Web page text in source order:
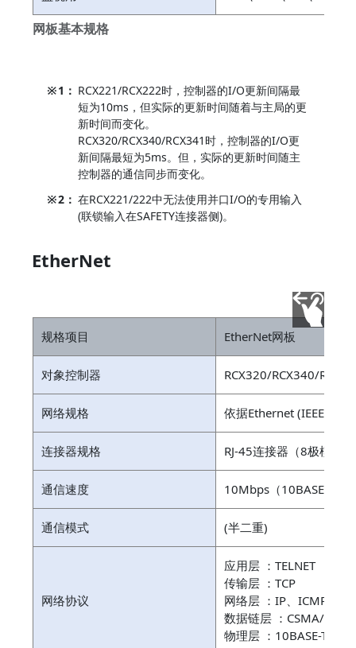
网板基本规格
※1： RCX221/RCX222时，控制器的I/O更新间隔最
短为10ms，但实际的更新时间随着与主局的更
新时间而变化。
RCX320/RCX340/RCX341时，控制器的I/O更
新间隔最短为5ms。但，实际的更新时间随主
控制器的通信同步而变化。
※2： 在RCX221/222中无法使用并口I/O的专用输入
(联锁输入在SAFETY连接器侧)。
EtherNet
规格项目 EtherNet网板
对象控制器 RCX320/RCX340/
网络规格 依据Ethernet (IEEE
连接器规格 RJ-45连接器（8极模块
通信速度 10Mbps（10BASE-T）
通信模式 (半二重)
网络协议
应用层 ：TELNET
传输层 ：TCP
网络层 ：IP、ICMP、
数据链层 ：CSMA/CD
物理层 ：10BASE-T